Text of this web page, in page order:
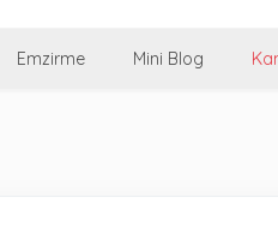
Emzirme Mini Blog